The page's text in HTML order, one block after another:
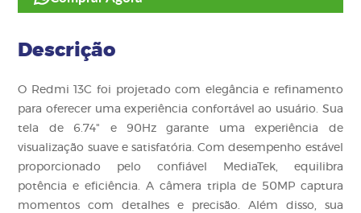
Descrição
O Redmi 13C foi projetado com elegância e refinamento
para oferecer uma experiência confortável ao usuário. Sua
tela de 6.74" e 90Hz garante uma experiência de
visualização suave e satisfatória. Com desempenho estável
proporcionado pelo confiável MediaTek, equilibra
potência e eficiência. A câmera tripla de 50MP captura
momentos com detalhes e precisão. Além disso, sua